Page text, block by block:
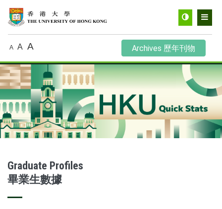
Toggle
contrast
A A A Archives 歷年刊物
Graduate Profiles
畢業生數據